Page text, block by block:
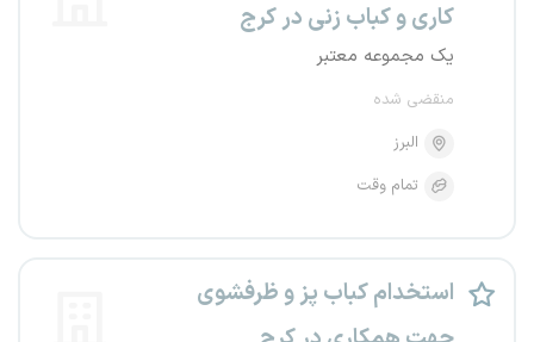
کاری و کباب زنی در کرج
یک مجموعه معتبر
منقضی شده
البرز
تمام وقت
استخدام کباب پز و ظرفشوی